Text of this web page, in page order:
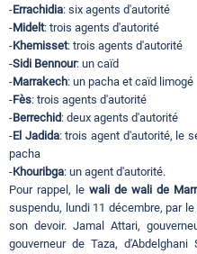
-Errachidia: six agents d'autorité
-Midelt: trois agents d'autorité
-Khemisset: trois agents d'autorité
-Sidi Bennour: un caïd
-Marrakech: un pacha et caïd limogé
-Fès: trois agents d'autorité
-Berrechid: deux agents d'autorité
-El Jadida: trois agent d'autorité, le
pacha
-Khouribga: un agent d'autorité.
Pour rappel, le wali de wali de
suspendu, lundi 11 décembre, par
son devoir. Jamal Attari,
gouverneur de Taza,